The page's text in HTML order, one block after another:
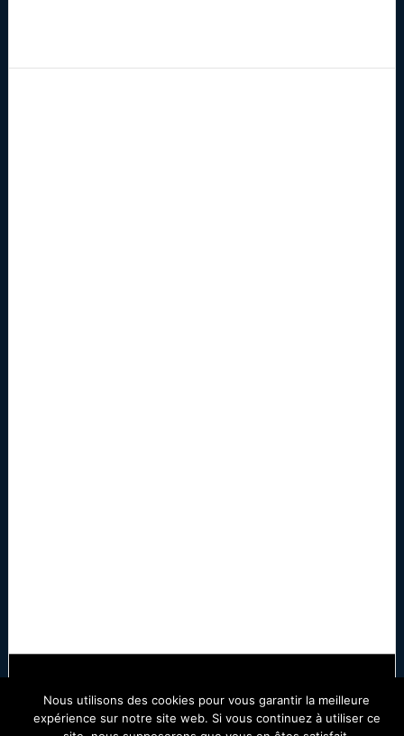
WordPress·Log in
Nous utilisons des cookies pour vous garantir la meilleure
expérience sur notre site web. Si vous continuez à utiliser ce